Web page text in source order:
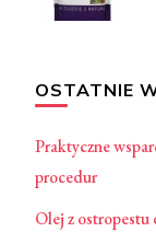
OSTATNIE
Praktyczne
procedur
Olej z ostropestu